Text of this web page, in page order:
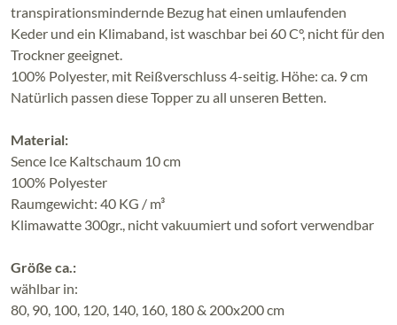
transpirationsmindernde Bezug hat einen umlaufenden
Keder und ein Klimaband, ist waschbar bei 60 C°, nicht für den
Trockner geeignet.
100% Polyester, mit Reißverschluss 4-seitig. Höhe: ca. 9 cm
Natürlich passen diese Topper zu all unseren Betten.
Material:
Sence Ice Kaltschaum 10 cm
100% Polyester
Raumgewicht: 40 KG / m³
Klimawatte 300gr., nicht vakuumiert und sofort verwendbar
Größe ca.:
wählbar in:
80, 90, 100, 120, 140, 160, 180 & 200x200 cm